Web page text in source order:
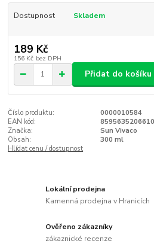
Dostupnost Skladem
189 Kč
156 Kč bez DPH
Přidat do košíku
Číslo produktu:
0000010584
EAN kód:
8595635206610
Značka:
Sun Vivaco
Obsah:
300 ml
Hlídat cenu / dostupnost
Lokální prodejna
Kamenná prodejna v Hranicích
Ověřeno zákazníky
zákaznické recenze